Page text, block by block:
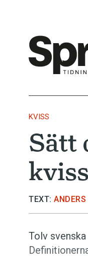
KVISS
Sätt
TEXT:
Tolv